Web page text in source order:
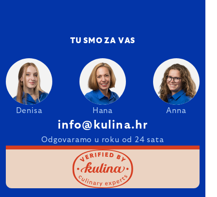
TU SMO ZA VAS
Denisa Hana Anna
info@kulina.hr
Odgovaramo u roku od 24 sata